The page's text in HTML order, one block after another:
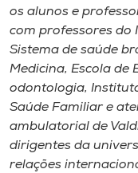
os alunos e
com professores do
Sistema de saúde
Medicina, Escola de
odontologia,
Saúde Familiar e
ambulatorial de
dirigentes da
relações